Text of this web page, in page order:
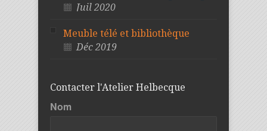
Juil 2020
Meuble télé et bibliothèque
Déc 2019
Contacter l'Atelier Helbecque
Nom